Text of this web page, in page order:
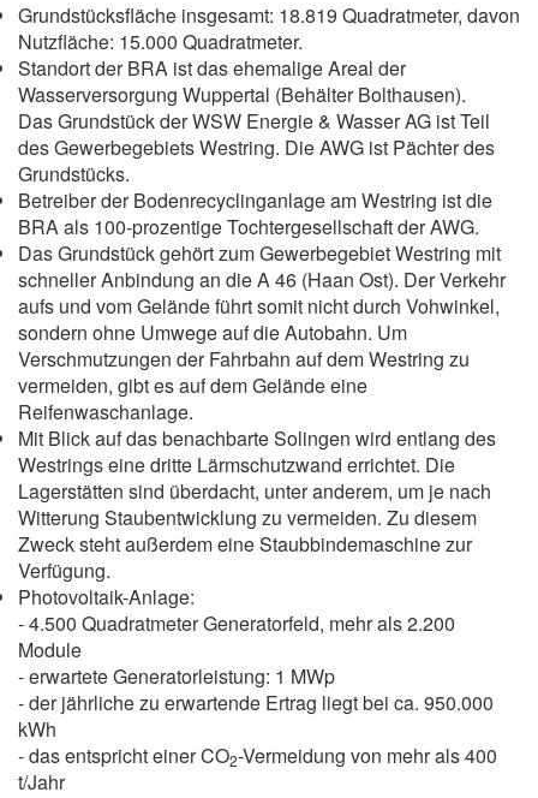
Grundstücksfläche insgesamt: 18.819 Quadratmeter, davon
Nutzfläche: 15.000 Quadratmeter.
Standort der BRA ist das ehemalige Areal der
Wasserversorgung Wuppertal (Behälter Bolthausen).
Das Grundstück der WSW Energie & Wasser AG ist Teil
des Gewerbegebiets Westring. Die AWG ist Pächter des
Grundstücks.
Betreiber der Bodenrecyclinganlage am Westring ist die
BRA als 100-prozentige Tochtergesellschaft der AWG.
Das Grundstück gehört zum Gewerbegebiet Westring mit
schneller Anbindung an die A 46 (Haan Ost). Der Verkehr
aufs und vom Gelände führt somit nicht durch Vohwinkel,
sondern ohne Umwege auf die Autobahn. Um
Verschmutzungen der Fahrbahn auf dem Westring zu
vermeiden, gibt es auf dem Gelände eine
Reifenwaschanlage.
Mit Blick auf das benachbarte Solingen wird entlang des
Westrings eine dritte Lärmschutzwand errichtet. Die
Lagerstätten sind überdacht, unter anderem, um je nach
Witterung Staubentwicklung zu vermeiden. Zu diesem
Zweck steht außerdem eine Staubbindemaschine zur
Verfügung.
Photovoltaik-Anlage:
- 4.500 Quadratmeter Generatorfeld, mehr als 2.200
Module
- erwartete Generatorleistung: 1 MWp
- der jährliche zu erwartende Ertrag liegt bei ca. 950.000
kWh
- das entspricht einer CO2-Vermeidung von mehr als 400
t/Jahr